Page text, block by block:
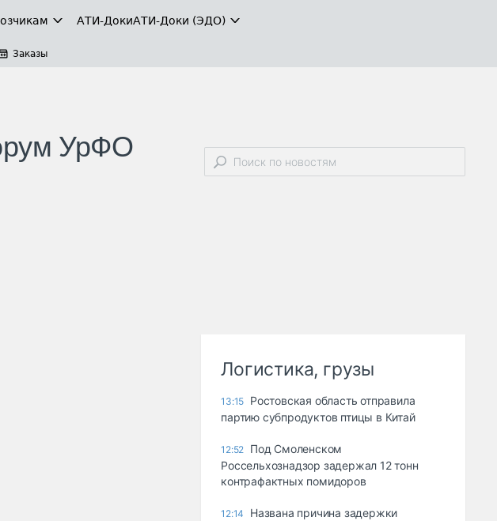
АТИ-ДокиАТИ-Доки (ЭДО)
Заказы
УрФО
Логистика, грузы
13:15 Ростовская область отправила
партию субпродуктов птицы в Китай
12:52 Под Смоленском
Россельхознадзор задержал 12 тонн
контрафактных помидоров
12:14
Названа причина задержки